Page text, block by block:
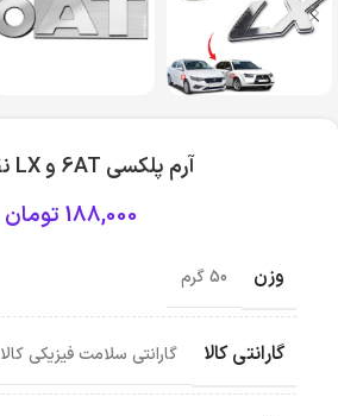
آرم پلکسی 6AT و LX نقره ای
188,000 تومان
وزن 50 گرم
گارانتی کالا گارانتی سلامت فیزیکی کالا